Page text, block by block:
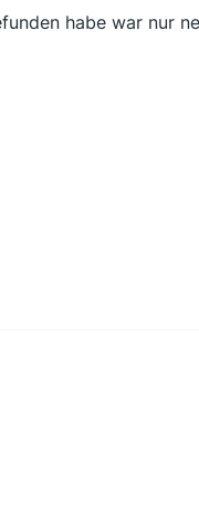
habe war nur